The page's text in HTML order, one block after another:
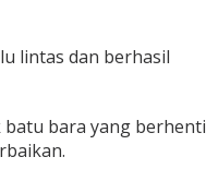
lintas dan berhasil
bara yang berhenti